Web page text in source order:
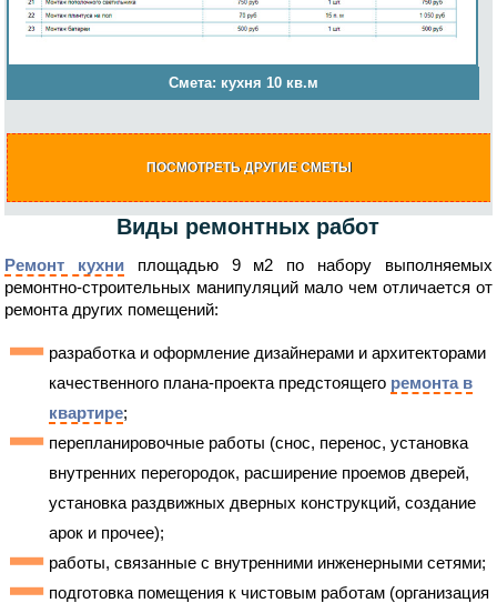
Смета: кухня 10 кв.м
ПОСМОТРЕТЬ ДРУГИЕ СМЕТЫ
Виды ремонтных работ
Ремонт кухни площадью 9 м2 по набору выполняемых
ремонтно-строительных манипуляций мало чем отличается от
ремонта других помещений:
разработка и оформление дизайнерами и архитекторами
качественного плана-проекта предстоящего ремонта в
квартире;
перепланировочные работы (снос, перенос, установка
внутренних перегородок, расширение проемов дверей,
установка раздвижных дверных конструкций, создание
арок и прочее);
работы, связанные с внутренними инженерными сетями;
подготовка помещения к чистовым работам (организация